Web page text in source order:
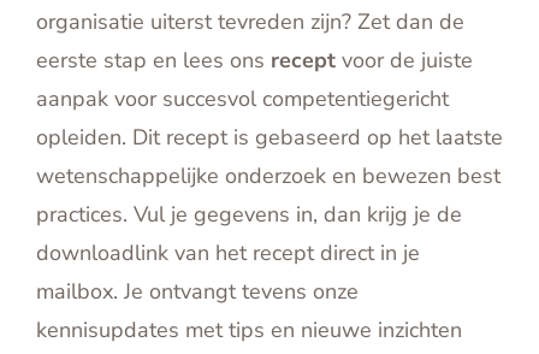
organisatie uiterst tevreden zijn? Zet dan de
eerste stap en lees ons recept voor de juiste
aanpak voor succesvol competentiegericht
opleiden. Dit recept is gebaseerd op het laatste
wetenschappelijke onderzoek en bewezen best
practices. Vul je gegevens in, dan krijg je de
downloadlink van het recept direct in je
mailbox. Je ontvangt tevens onze
kennisupdates met tips en nieuwe inzichten